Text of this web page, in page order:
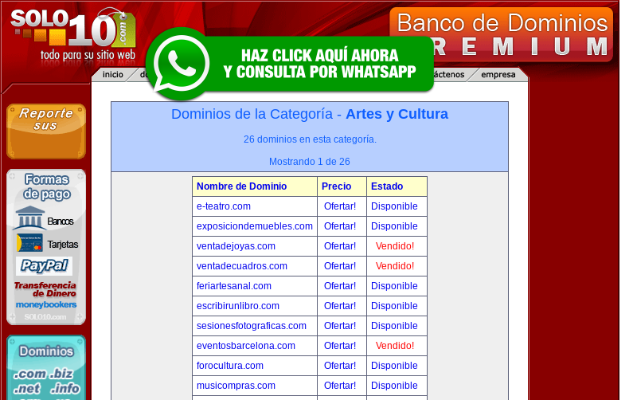
Dominios de la Categoría - Artes y Cultura
26 dominios en esta categoría.
Mostrando 1 de 26
Nombre de Dominio Precio
Estado
e-teatro.com
Ofertar!
Disponible
exposiciondemuebles.com
Ofertar!
Disponible
ventadejoyas.com
Ofertar!
Vendido!
ventadecuadros.com
Ofertar!
Vendido!
feriartesanal.com
Ofertar!
Disponible
escribirunlibro.com
Ofertar!
Disponible
sesionesfotograficas.com
Ofertar!
Disponible
eventosbarcelona.com
Ofertar!
Vendido!
forocultura.com
Ofertar!
Disponible
musicompras.com
Ofertar!
Disponible